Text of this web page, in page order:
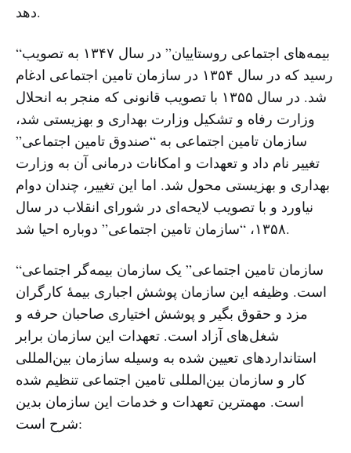
دهد.
“بیمه‌های اجتماعی روستاییان” در سال ١۳۴۷ به تصویب
رسید که در سال ١۳۵۴ در سازمان تامین اجتماعی ادغام
شد. در سال ١۳۵۵ با تصویب قانونی که منجر به انحلال
وزارت رفاه و تشکیل وزارت بهداری و بهزیستی شد،
سازمان تامین اجتماعی به “صندوق تامین اجتماعی”
تغییر نام داد و تعهدات و امکانات درمانی آن به وزارت
بهداری و بهزیستی محول شد. اما این تغییر، چندان دوام
نیاورد و با تصویب لایحه‌ای در شورای انقلاب در سال
١۳۵٨، “سازمان تامین اجتماعی” دوباره احیا شد.
“سازمان تامین اجتماعی” یک سازمان بیمه‌گر اجتماعی
است. وظیفه این سازمان پوشش اجباری بیمهٔ کارگران
مزد و حقوق بگیر و پوشش اختیاری صاحبان حرفه و
شغل‌های آزاد است. تعهدات این سازمان برابر
استانداردهای تعیین شده به وسیله سازمان بین‌المللی
کار و سازمان بین‌المللی تامین اجتماعی تنظیم شده
است. مهمترین تعهدات و خدمات این سازمان بدین
شرح است: